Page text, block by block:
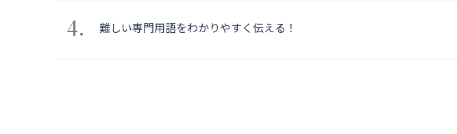
難しい専門用語をわかりやすく伝える！